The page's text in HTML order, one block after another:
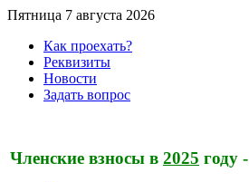
Пятница 7 августа 2026
Как проехать?
Реквизиты
Новости
Задать вопрос
Членские взносы в 2025 году -